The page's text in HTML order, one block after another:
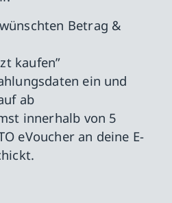
Betrag &
kaufen”
ein und
ab
innerhalb von 5
eVoucher an deine E-